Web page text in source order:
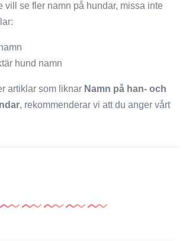
vill se fler namn på hundar, missa inte
hund namn
artiklar som liknar Namn på han- och
, rekommenderar vi att du anger vårt